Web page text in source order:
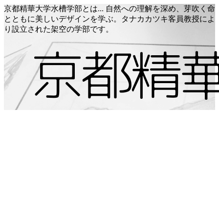
京都精華大学水槽学部とは... 自然への理解を深め、芽吹く命
とともに美しいデザインを学ぶ。タナカカツキ客員教授によ
り設立された架空の学部です。